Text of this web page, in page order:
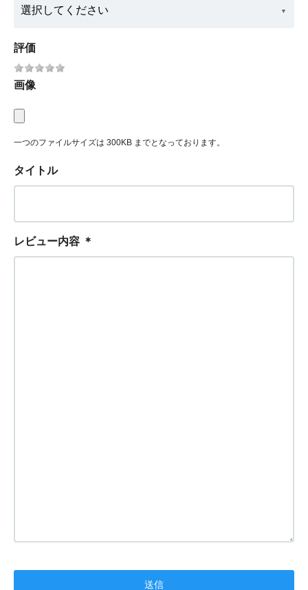
評価
画像
一つのファイルサイズは 300KB までとなっております。
タイトル
レビュー内容 ＊